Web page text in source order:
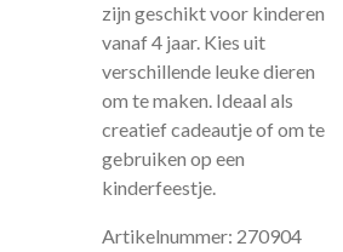
zijn geschikt voor kinderen
vanaf 4 jaar. Kies uit
verschillende leuke dieren
om te maken. Ideaal als
creatief cadeautje of om te
gebruiken op een
kinderfeestje.
Artikelnummer: 270904